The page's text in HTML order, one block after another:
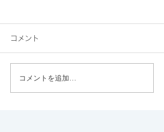
『あの日、君は何をし
コメント
コメントを追加…